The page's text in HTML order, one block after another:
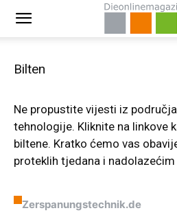
Bilten
Ne propustite vijesti iz
tehnologije. Kliknite na linkove
biltene. Kratko ćemo vas
proteklih tjedana i
Zerspanungstechnik.de